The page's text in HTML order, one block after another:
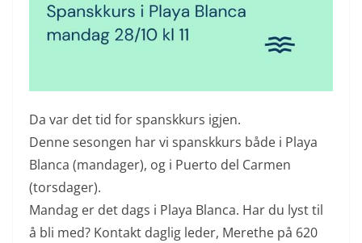
Da var det tid for spanskkurs igjen.
Denne sesongen har vi spanskkurs både i Playa
Blanca (mandager), og i Puerto del Carmen
(torsdager).
Mandag er det dags i Playa Blanca. Har du lyst til
å bli med? Kontakt daglig leder, Merethe på 620